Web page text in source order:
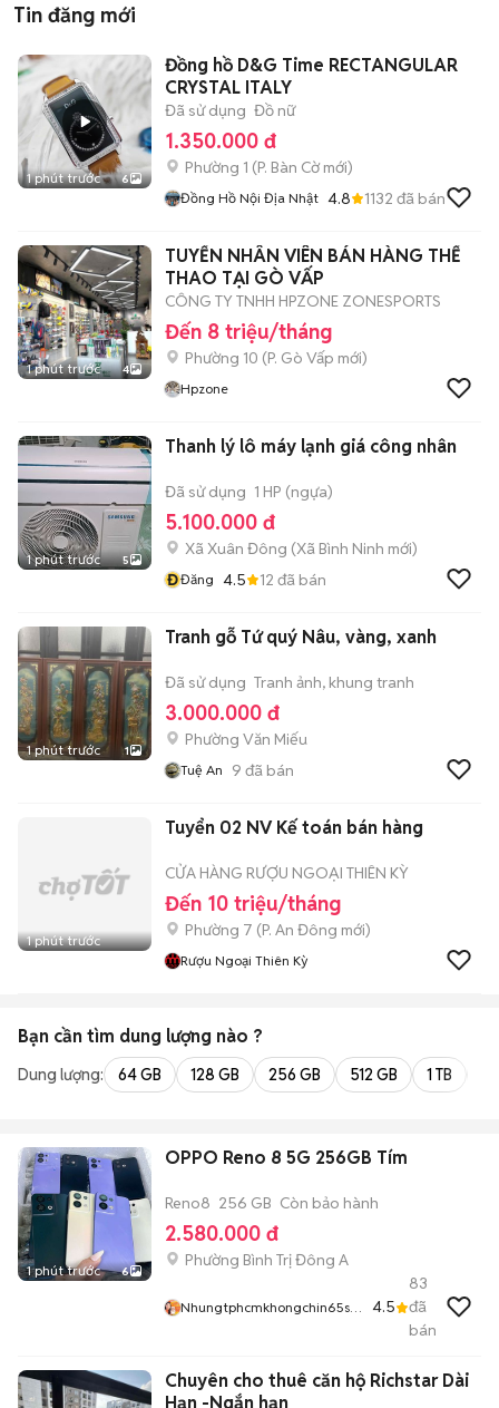
Tin đăng mới
1 phút trước 6
Đồng hồ D&G Time RECTANGULAR
CRYSTAL ITALY
Đã sử dụng Đồ nữ
1.350.000 đ
Phường 1 (P. Bàn Cờmới)
Đồng Hồ Nội Địa Nhật 4.8 1132 đã bán
1 phút trước 4
TUYỂN NHÂN VIÊN BÁN HÀNG THỂ
THAO TẠI GÒ VẤP
CÔNG TY TNHH HPZONE ZONESPORTS
Đến 8 triệu/tháng
Phường 10 (P. Gò Vấp mới)
Hpzone
1 phút trước 5
Thanh lý lô máy lạnh giá công nhân
Đã sử dụng 1 HP (ngựa)
5.100.000 đ
Xã Xuân Đông (Xã Bình Ninh mới)
ĐĐăng 4.5 12 đã bán
1 phút trước 1
Tranh gỗ Tứ quý Nâu, vàng, xanh
Đã sử dụng Tranh ảnh, khung tranh
3.000.000 đ
Phường Văn Miếu
Tuệ An 9 đã bán
1 phút trước
Tuyển 02 NV Kế toán bán hàng
CỬA HÀNG RƯỢU NGOẠI THIÊN KỲ
Đến 10 triệu/tháng
Phường 7 (P. An Đông mới)
Rượu Ngoại Thiên Kỳ
Bạn cần tìm dung lượng nào ?
Dung lượng: 64 GB 128 GB 256 GB 512 GB 1 TB
1 phút trước 6
OPPO Reno 8 5G 256GB Tím
Reno8 256 GB Còn bảo hành
2.580.000 đ
Phường Bình Trị Đông A
Nhungtphcmkhongchin65sa
4.5
83
đã
bán
Chuyên cho thuê căn hộ Richstar Dài
Hạn -Ngắn hạn